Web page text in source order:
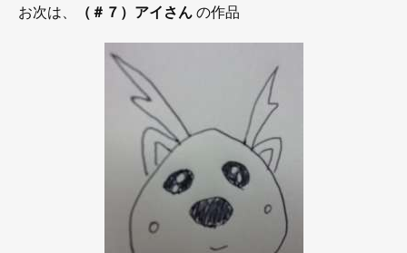
お次は、
（＃７）アイさんの作品